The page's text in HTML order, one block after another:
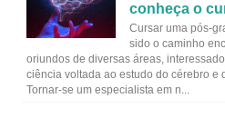
conheça o
Cursar uma pós-
sido o caminho
oriundos de diversas áreas,
ciência voltada ao estudo do cérebro e
Tornar-se um especialista em n...